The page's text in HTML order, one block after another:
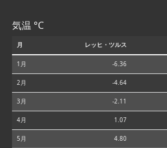
気温 °C
月 レッヒ・ツルス
1月 -6.36
2月 -4.64
3月 -2.11
4月 1.07
5月 4.80